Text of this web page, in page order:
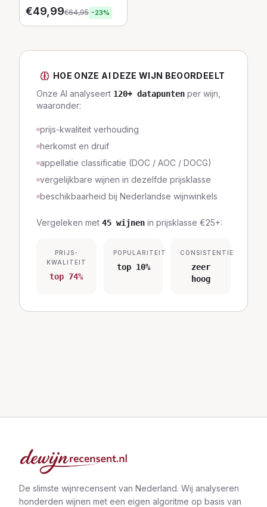
€49,99€64,95 -23%
HOE ONZE AI DEZE WIJN BEOORDEELT
Onze AI analyseert 120+ datapunten per wijn,
waaronder:
prijs-kwaliteit verhouding
herkomst en druif
appellatie classificatie (DOC / AOC / DOCG)
vergelijkbare wijnen in dezelfde prijsklasse
beschikbaarheid bij Nederlandse wijnwinkels
Vergeleken met 45 wijnen in prijsklasse €25+:
PRIJS-
KWALITEIT
top 74%
POPULARITEIT
top 10%
CONSISTENTIE
zeer
hoog
De slimste wijnrecensent van Nederland. Wij analyseren
honderden wijnen met een eigen algoritme op basis van